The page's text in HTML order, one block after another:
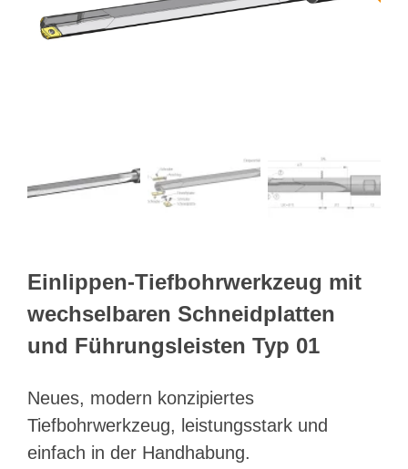
Webshop
Suche
Einlippen-Tiefbohrwerkzeug mit
wechselbaren Schneidplatten
und Führungsleisten Typ 01
Neues, modern konzipiertes
Tiefbohrwerkzeug, leistungsstark und
einfach in der Handhabung.